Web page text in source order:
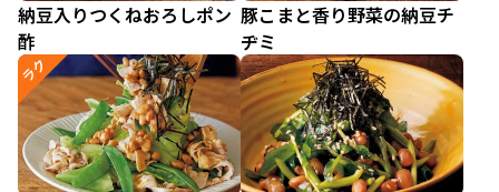
納豆入りつくねおろしポン
酢
豚こまと香り野菜の納豆チ
ヂミ
ラク